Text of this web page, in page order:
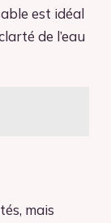
est idéal
de l’eau
mais